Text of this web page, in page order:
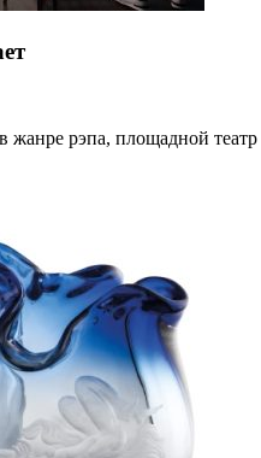
рэпа, площадной театр